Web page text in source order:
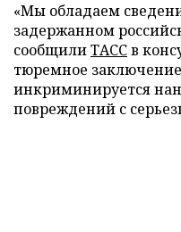
«Мы обладаем
задержанном
сообщилиТАССв
тюремное
инкриминируется
повреждений с